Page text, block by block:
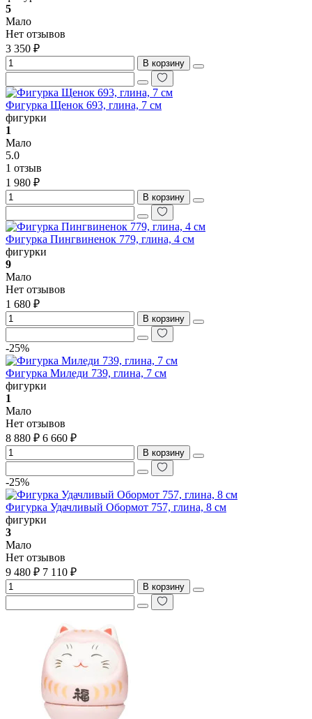
5
Мало
Нет отзывов
3 350 ₽
В корзину
Фигурка Щенок 693, глина, 7 см
фигурки
1
Мало
5.0
1 отзыв
1 980 ₽
В корзину
Фигурка Пингвиненок 779, глина, 4 см
фигурки
9
Мало
Нет отзывов
1 680 ₽
В корзину
-25%
Фигурка Миледи 739, глина, 7 см
фигурки
1
Мало
Нет отзывов
8 880 ₽ 6 660 ₽
В корзину
-25%
Фигурка Удачливый Обормот 757, глина, 8 см
фигурки
3
Мало
Нет отзывов
9 480 ₽ 7 110 ₽
В корзину